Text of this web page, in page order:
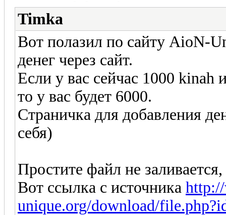
Timka
Вот полазил по сайту AioN-
денег через сайт.
Если у вас сейчас 1000 kinah
то у вас будет 6000.
Страничка для добавления
себя)
Простите файл не
Вот ссылка с источника
unique.org/download/